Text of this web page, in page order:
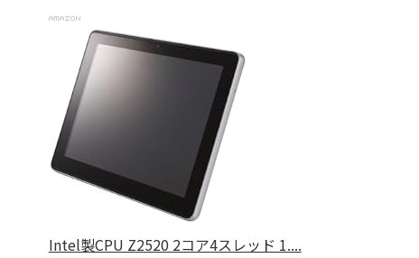
Intel製CPU Z2520 2コア4スレッド 1....